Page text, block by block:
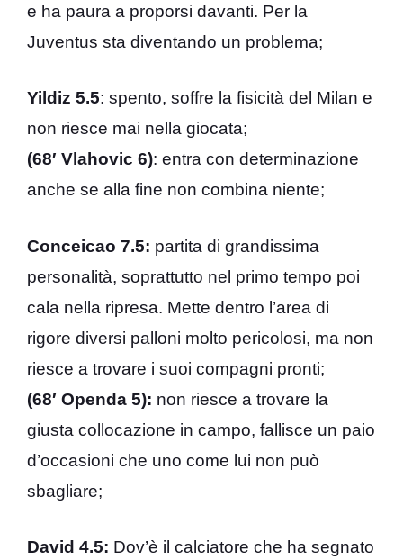
e ha paura a proporsi davanti. Per la
Juventus sta diventando un problema;
Yildiz 5.5: spento, soffre la fisicità del Milan e
non riesce mai nella giocata;
(68′ Vlahovic 6): entra con determinazione
anche se alla fine non combina niente;
Conceicao 7.5: partita di grandissima
personalità, soprattutto nel primo tempo poi
cala nella ripresa. Mette dentro l’area di
rigore diversi palloni molto pericolosi, ma non
riesce a trovare i suoi compagni pronti;
(68′ Openda 5): non riesce a trovare la
giusta collocazione in campo, fallisce un paio
d’occasioni che uno come lui non può
sbagliare;
David 4.5: Dov’è il calciatore che ha segnato